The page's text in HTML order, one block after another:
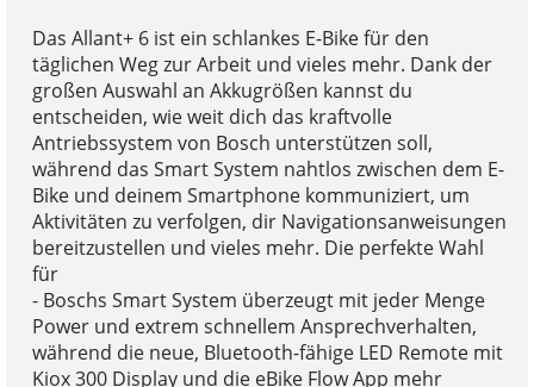
Das Allant+ 6 ist ein schlankes E-Bike für den
täglichen Weg zur Arbeit und vieles mehr. Dank der
großen Auswahl an Akkugrößen kannst du
entscheiden, wie weit dich das kraftvolle
Antriebssystem von Bosch unterstützen soll,
während das Smart System nahtlos zwischen dem E-
Bike und deinem Smartphone kommuniziert, um
Aktivitäten zu verfolgen, dir Navigationsanweisungen
bereitzustellen und vieles mehr. Die perfekte Wahl
für
- Boschs Smart System überzeugt mit jeder Menge
Power und extrem schnellem Ansprechverhalten,
während die neue, Bluetooth-fähige LED Remote mit
Kiox 300 Display und die eBike Flow App mehr